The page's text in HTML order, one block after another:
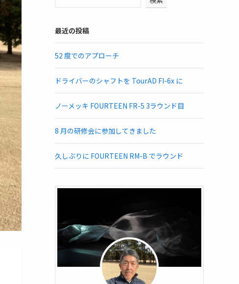
最近の投稿
52 度でのアプローチ
ドライバーのシャフトを TourAD FI-6x に
ノーメッキ FOURTEEN FR-5 3ラウンド目
8 月の研修会に参加してきました
久しぶりに FOURTEEN RM-B でラウンド